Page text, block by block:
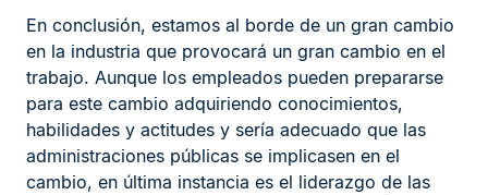
En conclusión, estamos al borde de un gran cambio
en la industria que provocará un gran cambio en el
trabajo. Aunque los empleados pueden prepararse
para este cambio adquiriendo conocimientos,
habilidades y actitudes y sería adecuado que las
administraciones públicas se implicasen en el
cambio, en última instancia es el liderazgo de las